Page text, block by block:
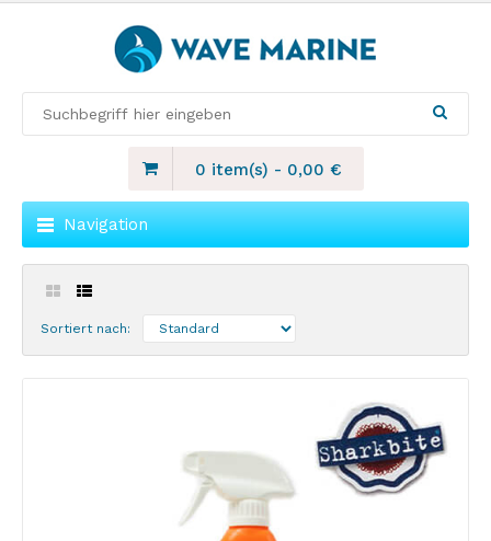
0 item(s) - 0,00 €
Navigation
Sortiert nach: